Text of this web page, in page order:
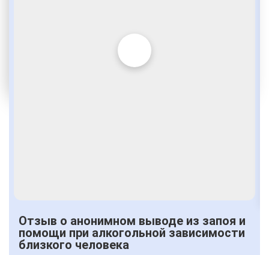
Отзыв о анонимном выводе из запоя и
помощи при алкогольной зависимости
близкого человека